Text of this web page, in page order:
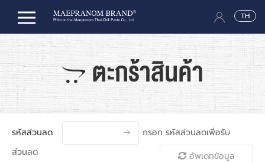
TH
ตะกร้าสินค้า
รหัสส่วนลด
กรอก รหัสส่วนลดเพิ่อรับ
ส่วนลด
อัพเดทข้อมูล